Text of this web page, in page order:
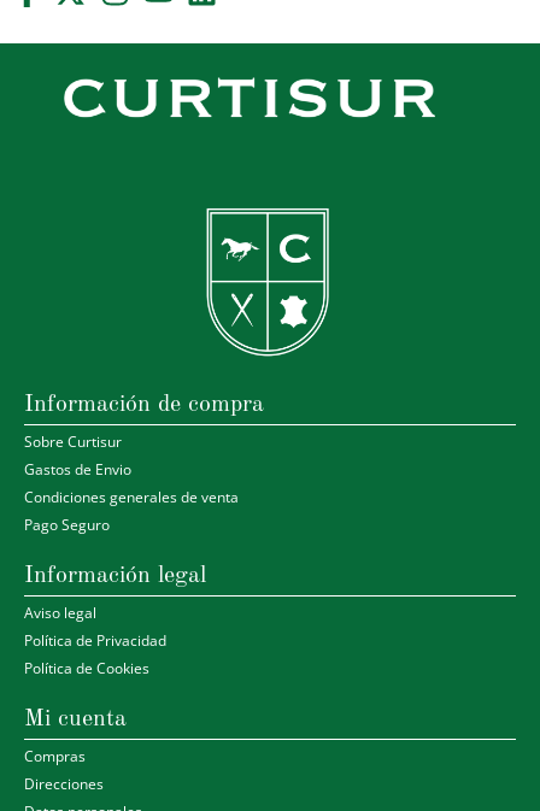
Información de compra
Sobre Curtisur
Gastos de Envio
Condiciones generales de venta
Pago Seguro
Información legal
Aviso legal
Política de Privacidad
Política de Cookies
Mi cuenta
Compras
Direcciones